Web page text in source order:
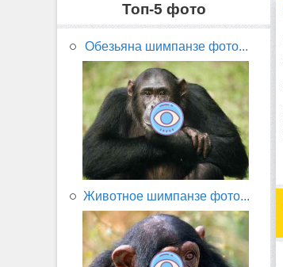
Топ-5 фото
Обезьяна шимпанзе фото...
Животное шимпанзе фото...